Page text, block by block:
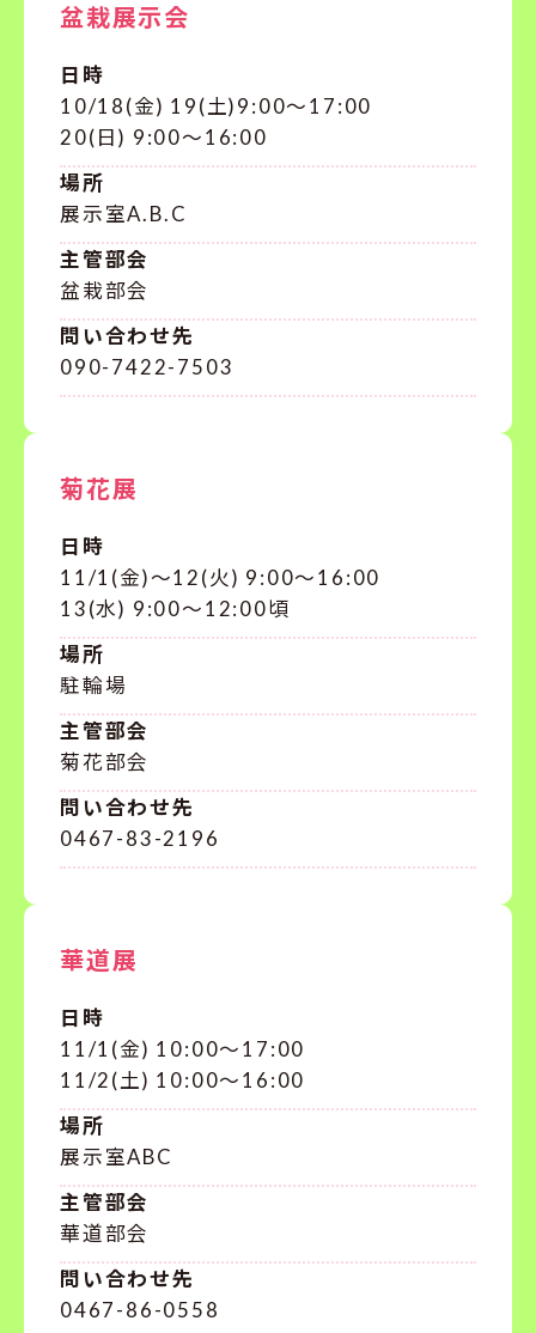
盆栽展示会
日時
10/18(金) 19(土)9:00〜17:00
20(日) 9:00〜16:00
場所
展示室A.B.C
主管部会
盆栽部会
問い合わせ先
090-7422-7503
菊花展
日時
11/1(金)〜12(火) 9:00〜16:00
13(水) 9:00〜12:00頃
場所
駐輪場
主管部会
菊花部会
問い合わせ先
0467-83-2196
華道展
日時
11/1(金) 10:00〜17:00
11/2(土) 10:00〜16:00
場所
展示室ABC
主管部会
華道部会
問い合わせ先
0467-86-0558